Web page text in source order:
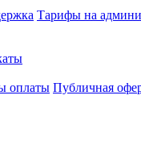
Тарифы на
оплаты Публичная